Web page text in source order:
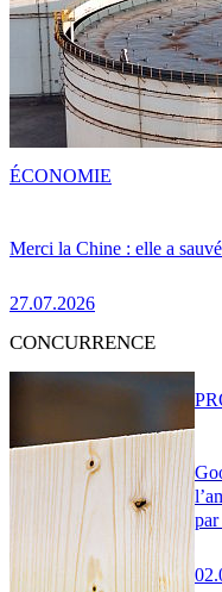
Merci la Chine : elle a
27.07.2026
ÉCONOMIE
CONCURRENCE
par